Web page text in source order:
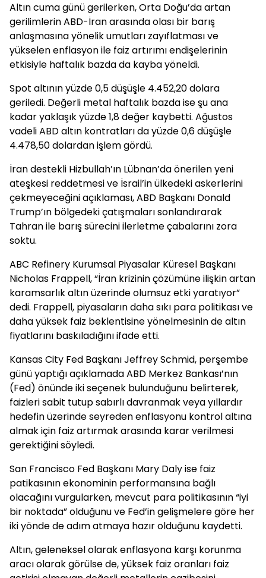
Altın cuma günü gerilerken, Orta Doğu’da artan
gerilimlerin ABD-İran arasında olası bir barış
anlaşmasına yönelik umutları zayıflatması ve
yükselen enflasyon ile faiz artırımı endişelerinin
etkisiyle haftalık bazda da kayba yöneldi.
Spot altının yüzde 0,5 düşüşle 4.452,20 dolara
geriledi. Değerli metal haftalık bazda ise şu ana
kadar yaklaşık yüzde 1,8 değer kaybetti. Ağustos
vadeli ABD altın kontratları da yüzde 0,6 düşüşle
4.478,50 dolardan işlem gördü.
İran destekli Hizbullah’ın Lübnan’da önerilen yeni
ateşkesi reddetmesi ve İsrail’in ülkedeki askerlerini
çekmeyeceğini açıklaması, ABD Başkanı Donald
Trump’ın bölgedeki çatışmaları sonlandırarak
Tahran ile barış sürecini ilerletme çabalarını zora
soktu.
ABC Refinery Kurumsal Piyasalar Küresel Başkanı
Nicholas Frappell, “İran krizinin çözümüne ilişkin artan
karamsarlık altın üzerinde olumsuz etki yaratıyor”
dedi. Frappell, piyasaların daha sıkı para politikası ve
daha yüksek faiz beklentisine yönelmesinin de altın
fiyatlarını baskıladığını ifade etti.
Kansas City Fed Başkanı Jeffrey Schmid, perşembe
günü yaptığı açıklamada ABD Merkez Bankası’nın
(Fed) önünde iki seçenek bulunduğunu belirterek,
faizleri sabit tutup sabırlı davranmak veya yıllardır
hedefin üzerinde seyreden enflasyonu kontrol altına
almak için faiz artırmak arasında karar verilmesi
gerektiğini söyledi.
San Francisco Fed Başkanı Mary Daly ise faiz
patikasının ekonominin performansına bağlı
olacağını vurgularken, mevcut para politikasının “iyi
bir noktada” olduğunu ve Fed’in gelişmelere göre her
iki yönde de adım atmaya hazır olduğunu kaydetti.
Altın, geleneksel olarak enflasyona karşı korunma
aracı olarak görülse de, yüksek faiz oranları faiz